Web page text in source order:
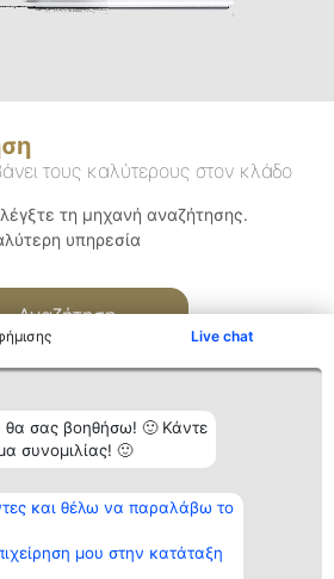
Live chat
θα σας βοηθήσω! 🙂 Κάντε
συνομιλίας! 🙂
και θέλω να παραλάβω το
μου στην κατάταξη
τους καλύτερους στον κλάδο
τη μηχανή αναζήτησης.
υπηρεσία
Αναζήτηση
Κατάταξη
Διακριθέντες
των
διακριθέντων
Επικοινωνία
Επικοινωνία